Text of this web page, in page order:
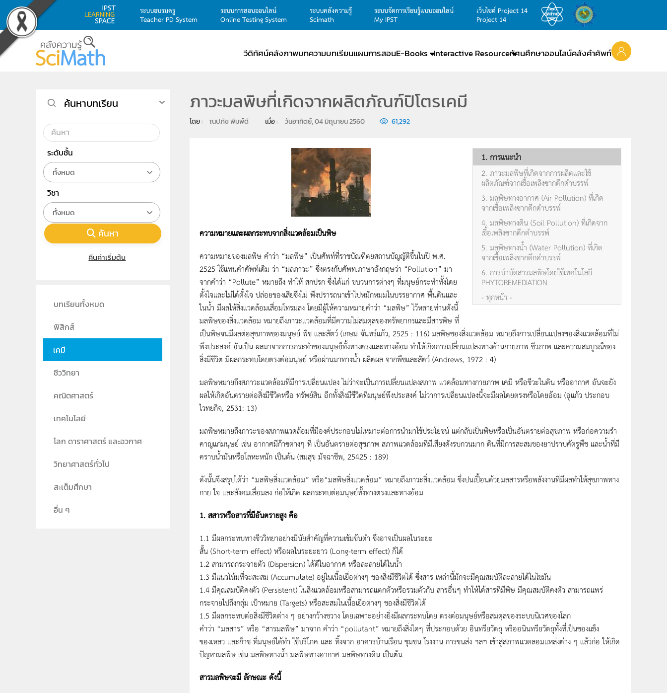
Skip to main content
ระบบอบรมครู
Teacher PD System
ระบบการสอบออนไลน์
Online Testing System
ระบบคลังความรู้
Scimath
ระบบจัดการเรียนรู้แบบออนไลน์
My IPST
เว็บไซต์ Project 14
Project 14
วีดิทัศน์คลังภาพบทความบทเรียนแผนการสอนE-Books Interactive Resourceทัศนศึกษาออนไลน์คลังคำศัพท์
ภาวะมลพิษที่เกิดจากผลิตภัณฑ์ปิโตรเคมี
โดย : ณปภัช พิมพ์ดี เมื่อ : วันอาทิตย์, 04 มิถุนายน 2560 61,292
1. การแนะนำ
2. ภาวะมลพิษที่เกิดจากการผลิตและใช้
ผลิตภัณฑ์จากเชื้อเพลิงซากดึกดำบรรพ์
3. มลพิษทางอากาศ (Air Pollution) ที่เกิด
จากเชื้อเพลิงซากดึกดำบรรพ์
4. มลพิษทางดิน (Soil Pollution) ที่เกิดจาก
เชื้อเพลิงซากดึกดำบรรพ์
5. มลพิษทางน้ำ (Water Pollution) ที่เกิด
จากเชื้อเพลิงซากดึกดำบรรพ์
6. การบำบัดสารมลพิษโดยใช้เทคโนโลยี
PHYTOREMEDIATION
- ทุกหน้า -
ความหมายและผลกระทบจากสิ่งแวดล้อมเป็นพิษ
ความหมายของมลพิษ คําว่า “มลพิษ” เป็นศัพท์ที่ราชบัณฑิตยสถานบัญญัติขึ้นในปี พ.ศ.
2525 ใช้แทนคําศัพท์เดิม ว่า “มลภาวะ” ซึ่งตรงกับศัพท.ภาษาอังกฤษว่า “Pollution” มา
จากคําว่า “Pollute” หมายถึง ทําให้ สกปรก ซึ่งได้แก่ ขบวนการต่างๆ ที่มนุษย์กระทําทั้งโดย
ตั้งใจและไม่ได้ตั้งใจ ปล่อยของเสียซึ่งไม่ พึงปรารถนาเข้าไปหมักหมมในบรรยากาศ พื้นดินและ
ในน้ำ มีผลให้สิ่งแวดล้อมเสื่อมโทรมลง โดยมีผู้ให้ความหมายคําว่า “มลพิษ” ไว้หลายท่านดังนี้
มลพิษของสิ่งแวดล้อม หมายถึงภาวะแวดล้อมที่มีความไม่สมดุลของทรัพยากรและมีสารพิษ ที่
เป็นพิษจนมีผลต่อสุขภาพของมนุษย์ พืช และสัตว์ (เกษม จันทร์แก้ว, 2525 : 116) มลพิษของสิ่งแวดล้อม หมายถึงการเปลี่ยนแปลงของสิ่งแวดล้อมที่ไม่
พึงประสงค์ อันเป็น ผลมาจากการกระทําของมนุษย็ทั้งทางตรงและทางอ้อม ทําให้เกิดการเปลี่ยนแปลงทางด้านกายภาพ ชีวภาพ และความสมบูรณ็ของ
สิ่งมีชีวิต มีผลกระทบโดยตรงต่อมนุษย์ หรือผ่านมาทางน้ำ ผลิตผล จากพืชและสัตว์ (Andrews, 1972 : 4)
มลพิษหมายถึงสภาวะแวดล้อมที่มีการเปลี่ยนแปลง ไม่ว่าจะเป็นการเปลี่ยนแปลงสภาพ แวดล้อมทางกายภาพ เคมี หรือชีวะในดิน หรืออากาศ อันจะยัง
ผลให้เกิดอันตรายต่อสิ่งมีชีวิตหรือ ทรัพย์สิน อีกทั้งสิ่งมีชีวิตที่มนุษย์พึงประสงค์ ไม่ว่าการเปลี่ยนแปลงนี้จะมีผลโดยตรงหรือโดยอ้อม (อู่แก้ว ประกอบ
ไวทยกิจ, 2531: 13)
มลพิษหมายถึงภาวะของสภาพแวดล้อมที่มีองค์ประกอบไม่เหมาะต่อการนํามาใช้ประโยชน์ แต่กลับเป็นพิษหรือเป็นอันตรายต่อสุขภาพ หรือก่อความรํา
คาญแก่มนุษย์ เช่น อากาศมีก๊าซต่างๆ ที่ เป็นอันตรายต่อสุขภาพ สภาพแวดล้อมที่มีเสียงดังรบกวนมาก ดินที่มีการสะสมของยาปราบศัตรูพืช และน้ำที่มี
คราบน้ำมันหรือโลหะหนัก เป็นต้น (สมสุข มัจฉาชีพ, 25425 : 189)
ดังนั้นจึงสรุปได้ว่า “มลพิษสิ่งแวดล้อม” หรือ“มลพิษสิ่งแวดล้อม” หมายถึงภาวะสิ่งแวดล้อม ซึ่งปนเปื้อนด้วยมลสารหรือพลังงานที่มีผลทําให้สุขภาพทาง
กาย ใจ และสังคมเสื่อมลง ก่อให้เกิด ผลกระทบต่อมนุษย์ทั้งทางตรงและทางอ้อม
1. สสารหรือสารที่มีอันตรายสูง คือ
1.1 มีผลกระทบทางชีววิทยาอย่างมีนัยสําคัญที่ความเข้มข้นต่ำ ซึ่งอาจเป็นผลในระยะ
สั้น (Short-term effect) หรือผลในระยะยาว (Long-term effect) ก็ได้
1.2 สามารถกระจายตัว (Dispersion) ได้ดีในอากาศ หรือละลายได้ในน้ำ
1.3 มีแนวโน้มที่จะสะสม (Accumulate) อยู่ในเนื้อเยื่อต่างๆ ของสิ่งมีชีวิตได้ ซึ่งสาร เหล่านี้มักจะมีคุณสมบัติละลายได้ในไขมัน
1.4 มีคุณสมบัติคงตัว (Persistent) ในสิ่งแวดล้อมหรือสามารถแตกตัวหรือรวมตัวกับ สารอื่นๆ ทําให้ได้สารที่มีพิษ มีคุณสมบัติคงตัว สามารถแพร่
กระจายไปถึงกลุ่ม เป้าหมาย (Targets) หรือสะสมในเนื้อเยื่อต่างๆ ของสิ่งมีชีวิตได้
1.5 มีผลกระทบต่อสิ่งมีชีวิตต่าง ๆ อย่างกว้างขวาง โดยเฉพาะอย่างยิ่งมีผลกระทบโดย ตรงต่อมนุษย์หรือสมดุลของระบบนิเวศของโลก
คําว่า “มลสาร” หรือ “สารมลพิษ” มาจาก คําว่า “pollutant” หมายถึงสิ่งใดๆ ที่ประกอบด้วย อินทรียวัตถุ หรืออนินทรียวัตถุทั้งที่เป็นของแข็ง
ของเหลว และก็าซ ที่มนุษย์ได้ทํา ใช้บริโภค และ ทิ้งจาก อาคารบ้านเรือน ชุมชน โรงงาน การขนส่ง ฯลฯ เข้าสู่สภาพแวดลอมแหล่งต่าง ๆ แล้วก่อ ให้เกิด
ปัญหามลพิษ เช่น มลพิษทางน้ำ มลพิษทางอากาศ มลพิษทางดิน เป็นต้น
สารมลพิษจะมี ลักษณะ ดังนี้
ค้นหาบทเรียน
ระดับชั้น
ทั้งหมด
วิชา
ทั้งหมด
ค้นหา
คืนค่าเริ่มต้น
บทเรียนทั้งหมด
ฟิสิกส์
เคมี
ชีววิทยา
คณิตศาสตร์
เทคโนโลยี
โลก ดาราศาสตร์ และอวกาศ
วิทยาศาสตร์ทั่วไป
สะเต็มศึกษา
อื่น ๆ